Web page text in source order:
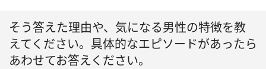
そう答えた理由や、気になる男性の特徴を教
えてください。具体的なエピソードがあったら
あわせてお答えください。